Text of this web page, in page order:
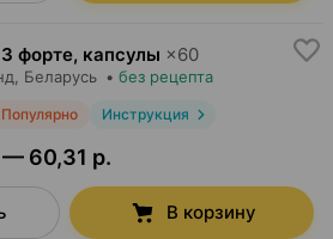
форте, капсулы ×60
, Беларусь • без рецепта
Популярно Инструкция
60,31 р.
В корзину